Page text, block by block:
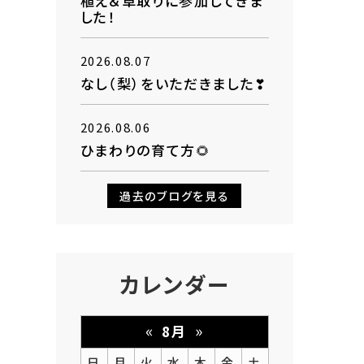
した！
2026.08.07
なし（梨）をいただきました❣
2026.08.06
ひまわりの育て方🌻
過去のブログを見る
カレンダー
« 8月 »